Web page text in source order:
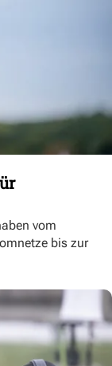
vom
bis zur